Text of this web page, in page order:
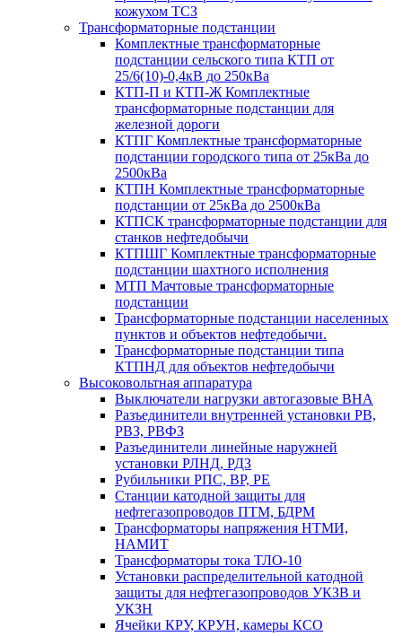
кожухом ТСЗ
Трансформаторные подстанции
Комплектные трансформаторные
подстанции сельского типа КТП от
25/6(10)-0,4кВ до 250кВа
КТП-П и КТП-Ж Комплектные
трансформаторные подстанции для
железной дороги
КТПГ Комплектные трансформаторные
подстанции городского типа от 25кВа до
2500кВа
КТПН Комплектные трансформаторные
подстанции от 25кВа до 2500кВа
КТПСК трансформаторные подстанции для
станков нефтедобычи
КТПШГ Комплектные трансформаторные
подстанции шахтного исполнения
МТП Мачтовые трансформаторные
подстанции
Трансформаторные подстанции населенных
пунктов и объектов нефтедобычи.
Трансформаторные подстанции типа
КТПНД для объектов нефтедобычи
Высоковольтная аппаратура
Выключатели нагрузки автогазовые ВНА
Разъединители внутренней установки РВ,
РВЗ, РВФЗ
Разъединители линейные наружней
установки РЛНД, РДЗ
Рубильники РПС, ВР, РЕ
Станции катодной защиты для
нефтегазопроводов ПТМ, БДРМ
Трансформаторы напряжения НТМИ,
НАМИТ
Трансформаторы тока ТЛО-10
Установки распределительной катодной
защиты для нефтегазопроводов УКЗВ и
УКЗН
Ячейки КРУ, КРУН, камеры КСО